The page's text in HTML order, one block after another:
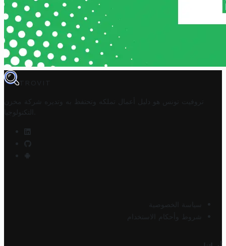
TROVIT
تروفيت تونس هو دليل أعمال تملكه وتحتفظ به وتديره
شركة مخزن
التكنولوجيا
سياسة الخصوصية
شروط وأحكام الاستخدام